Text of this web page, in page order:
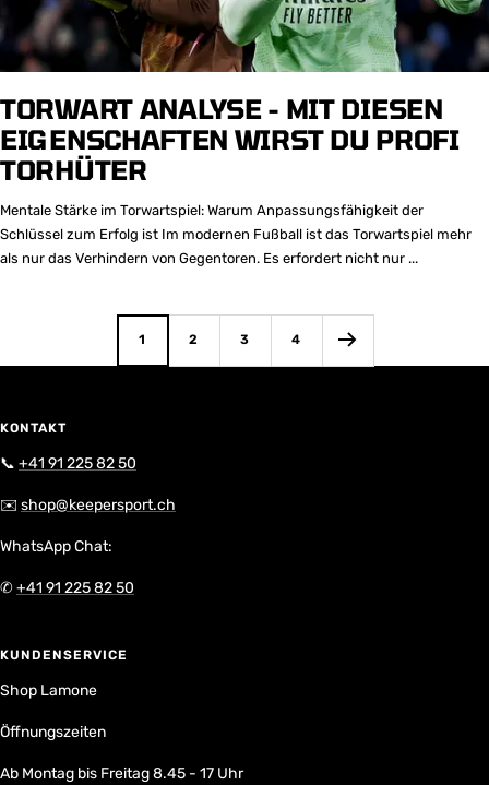
TORWART ANALYSE - MIT DIESEN
EIGENSCHAFTEN WIRST DU PROFI
TORHÜTER
Mentale Stärke im Torwartspiel: Warum Anpassungsfähigkeit der
Schlüssel zum Erfolg ist Im modernen Fußball ist das Torwartspiel mehr
als nur das Verhindern von Gegentoren. Es erfordert nicht nur ...
1 2 3 4
KONTAKT
📞 +41 91 225 82 50
✉️ shop@keepersport.ch
WhatsApp Chat:
✆+41 91 225 82 50
KUNDENSERVICE
Shop Lamone
Öffnungszeiten
Ab Montag bis Freitag 8.45 - 17 Uhr